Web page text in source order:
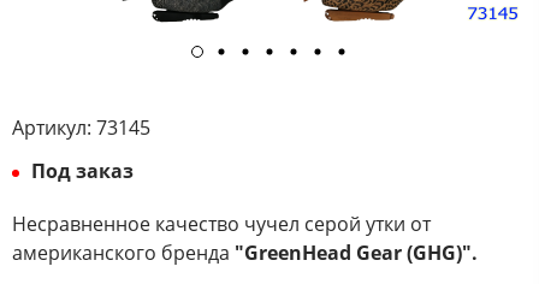
Артикул: 73145
Под заказ
Несравненное качество чучел серой утки от
американского бренда "GreenHead Gear (GHG)".